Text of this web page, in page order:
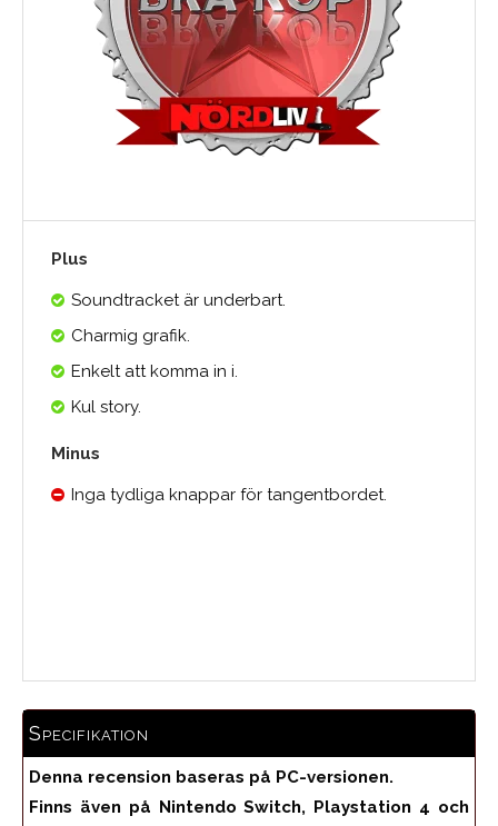
Plus
Soundtracket är underbart.
Charmig grafik.
Enkelt att komma in i.
Kul story.
Minus
Inga tydliga knappar för tangentbordet.
Specifikation
Denna recension baseras på PC-versionen.
Finns även på Nintendo Switch, Playstation 4 och